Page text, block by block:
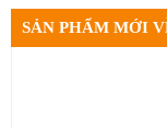
SẢN PHẨM MỚI